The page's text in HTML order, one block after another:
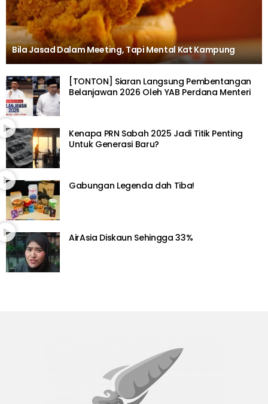
Bila Jasad Dalam Meeting, Tapi Mental Kat Kampung
[TONTON] Siaran Langsung Pembentangan
Belanjawan 2026 Oleh YAB Perdana Menteri
Kenapa PRN Sabah 2025 Jadi Titik Penting
Untuk Generasi Baru?
Gabungan Legenda dah Tiba!
AirAsia Diskaun Sehingga 33%